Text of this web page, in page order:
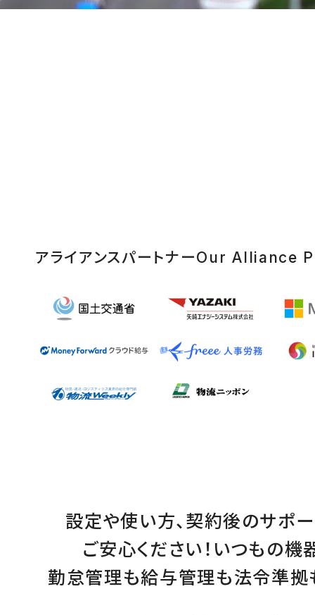
アライアンスパートナーOur Alliance
設定や使い方、 契約後のサポ
ご安心ください！ いつもの機
勤怠管理も給与管理も法令準拠